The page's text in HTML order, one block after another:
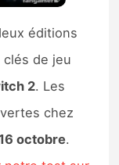
éditions
de jeu
2. Les
chez
octobre.